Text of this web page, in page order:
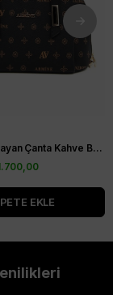
Armine 344 Bayan Çanta Kahve Baskılı
EKLE